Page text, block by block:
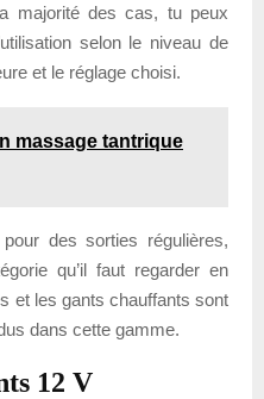
majorité des cas, tu peux
selon le niveau de
et le réglage choisi.
massage tantrique
des sorties régulières,
qu’il faut regarder en
et les gants chauffants sont
dans cette gamme.
12 V